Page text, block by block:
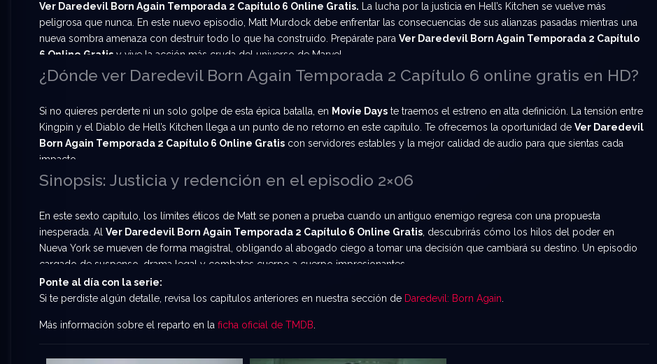
Ver Daredevil Born Again Temporada 2 Capítulo 6 Online Gratis. La lucha por la justicia en Hell’s Kitchen se vuelve más
peligrosa que nunca. En este nuevo episodio, Matt Murdock debe enfrentar las consecuencias de sus alianzas pasadas mientras una
nueva sombra amenaza con destruir todo lo que ha construido. Prepárate para Ver Daredevil Born Again Temporada 2 Capítulo
6 Online Gratis y vive la acción más cruda del universo de Marvel.
¿Dónde ver Daredevil Born Again Temporada 2 Capítulo 6 online gratis en HD?
Si no quieres perderte ni un solo golpe de esta épica batalla, en Movie Days te traemos el estreno en alta definición. La tensión entre
Kingpin y el Diablo de Hell’s Kitchen llega a un punto de no retorno en este capítulo. Te ofrecemos la oportunidad de Ver Daredevil
Born Again Temporada 2 Capítulo 6 Online Gratis con servidores estables y la mejor calidad de audio para que sientas cada
impacto.
Sinopsis: Justicia y redención en el episodio 2×06
En este sexto capítulo, los límites éticos de Matt se ponen a prueba cuando un antiguo enemigo regresa con una propuesta
inesperada. Al Ver Daredevil Born Again Temporada 2 Capítulo 6 Online Gratis, descubrirás cómo los hilos del poder en
Nueva York se mueven de forma magistral, obligando al abogado ciego a tomar una decisión que cambiará su destino. Un episodio
cargado de suspenso, drama legal y combates cuerpo a cuerpo impresionantes.
Ponte al día con la serie:
Si te perdiste algún detalle, revisa los capítulos anteriores en nuestra sección de Daredevil: Born Again.
Más información sobre el reparto en la ficha oficial de TMDB.